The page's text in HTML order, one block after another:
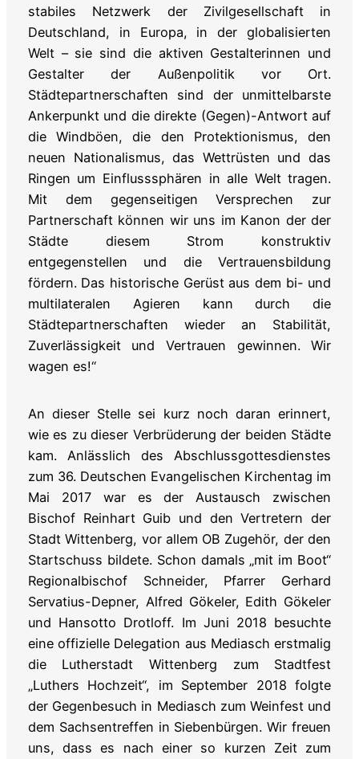
stabiles Netzwerk der Zivilgesellschaft in
Deutschland, in Europa, in der globalisierten
Welt – sie sind die aktiven Gestalterinnen und
Gestalter der Außenpolitik vor Ort.
Städtepartnerschaften sind der unmittelbarste
Ankerpunkt und die direkte (Gegen)-Antwort auf
die Windböen, die den Protektionismus, den
neuen Nationalismus, das Wettrüsten und das
Ringen um Einflusssphären in alle Welt tragen.
Mit dem gegenseitigen Versprechen zur
Partnerschaft können wir uns im Kanon der der
Städte diesem Strom konstruktiv
entgegenstellen und die Vertrauensbildung
fördern. Das historische Gerüst aus dem bi- und
multilateralen Agieren kann durch die
Städtepartnerschaften wieder an Stabilität,
Zuverlässigkeit und Vertrauen gewinnen. Wir
wagen es!“
An dieser Stelle sei kurz noch daran erinnert,
wie es zu dieser Verbrüderung der beiden Städte
kam. Anlässlich des Abschlussgottesdienstes
zum 36. Deutschen Evangelischen Kirchentag im
Mai 2017 war es der Austausch zwischen
Bischof Reinhart Guib und den Vertretern der
Stadt Wittenberg, vor allem OB Zugehör, der den
Startschuss bildete. Schon damals „mit im Boot“
Regionalbischof Schneider, Pfarrer Gerhard
Servatius-Depner, Alfred Gökeler, Edith Gökeler
und Hansotto Drotloff. Im Juni 2018 besuchte
eine offizielle Delegation aus Mediasch erstmalig
die Lutherstadt Wittenberg zum Stadtfest
„Luthers Hochzeit“, im September 2018 folgte
der Gegenbesuch in Mediasch zum Weinfest und
dem Sachsentreffen in Siebenbürgen. Wir freuen
uns, dass es nach einer so kurzen Zeit zum